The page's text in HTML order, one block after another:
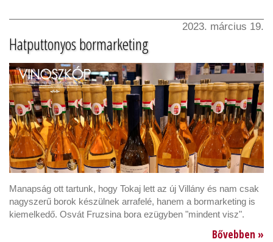
2023. március 19.
Hatputtonyos bormarketing
Manapság ott tartunk, hogy Tokaj lett az új Villány és nam csak
nagyszerű borok készülnek arrafelé, hanem a bormarketing is
kiemelkedő. Osvát Fruzsina bora ezügyben "mindent visz".
Bővebben »